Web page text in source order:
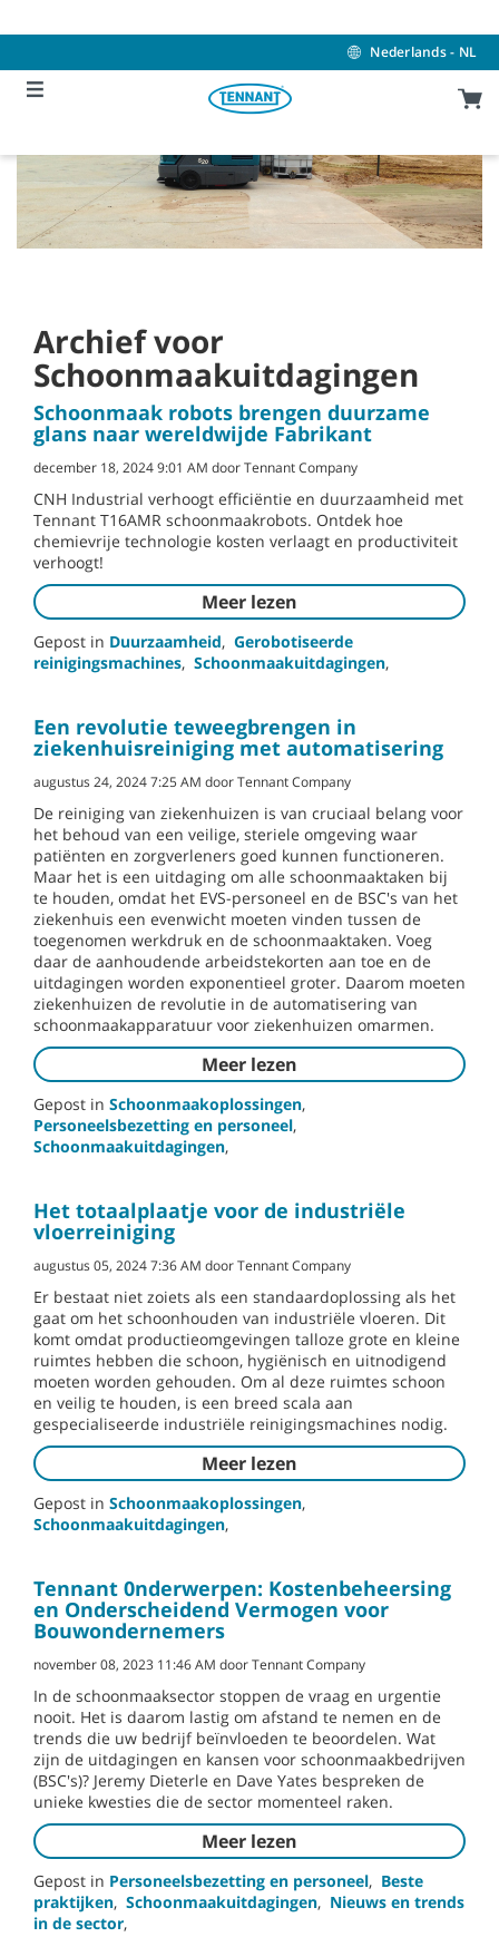
to
to
menu
Nederlands - NL
Archief voor
Schoonmaakuitdagingen
Schoonmaak robots brengen duurzame
glans naar wereldwijde Fabrikant
december 18, 2024 9:01 AM door Tennant Company
CNH Industrial verhoogt efficiëntie en duurzaamheid met
Tennant T16AMR schoonmaakrobots. Ontdek hoe
chemievrije technologie kosten verlaagt en productiviteit
verhoogt!
Meer lezen
Gepost in Duurzaamheid, Gerobotiseerde
reinigingsmachines, Schoonmaakuitdagingen,
Een revolutie teweegbrengen in
ziekenhuisreiniging met automatisering
augustus 24, 2024 7:25 AM door Tennant Company
De reiniging van ziekenhuizen is van cruciaal belang voor
het behoud van een veilige, steriele omgeving waar
patiënten en zorgverleners goed kunnen functioneren.
Maar het is een uitdaging om alle schoonmaaktaken bij
te houden, omdat het EVS-personeel en de BSC's van het
ziekenhuis een evenwicht moeten vinden tussen de
toegenomen werkdruk en de schoonmaaktaken. Voeg
daar de aanhoudende arbeidstekorten aan toe en de
uitdagingen worden exponentieel groter. Daarom moeten
ziekenhuizen de revolutie in de automatisering van
schoonmaakapparatuur voor ziekenhuizen omarmen.
Meer lezen
Gepost in Schoonmaakoplossingen,
Personeelsbezetting en personeel,
Schoonmaakuitdagingen,
Het totaalplaatje voor de industriële
vloerreiniging
augustus 05, 2024 7:36 AM door Tennant Company
Er bestaat niet zoiets als een standaardoplossing als het
gaat om het schoonhouden van industriële vloeren. Dit
komt omdat productieomgevingen talloze grote en kleine
ruimtes hebben die schoon, hygiënisch en uitnodigend
moeten worden gehouden. Om al deze ruimtes schoon
en veilig te houden, is een breed scala aan
gespecialiseerde industriële reinigingsmachines nodig.
Meer lezen
Gepost in Schoonmaakoplossingen,
Schoonmaakuitdagingen,
Tennant 0nderwerpen: Kostenbeheersing
en Onderscheidend Vermogen voor
Bouwondernemers
november 08, 2023 11:46 AM door Tennant Company
In de schoonmaaksector stoppen de vraag en urgentie
nooit. Het is daarom lastig om afstand te nemen en de
trends die uw bedrijf beïnvloeden te beoordelen. Wat
zijn de uitdagingen en kansen voor schoonmaakbedrijven
(BSC's)? Jeremy Dieterle en Dave Yates bespreken de
unieke kwesties die de sector momenteel raken.
Meer lezen
Gepost in Personeelsbezetting en personeel, Beste
praktijken, Schoonmaakuitdagingen, Nieuws en trends
in de sector,